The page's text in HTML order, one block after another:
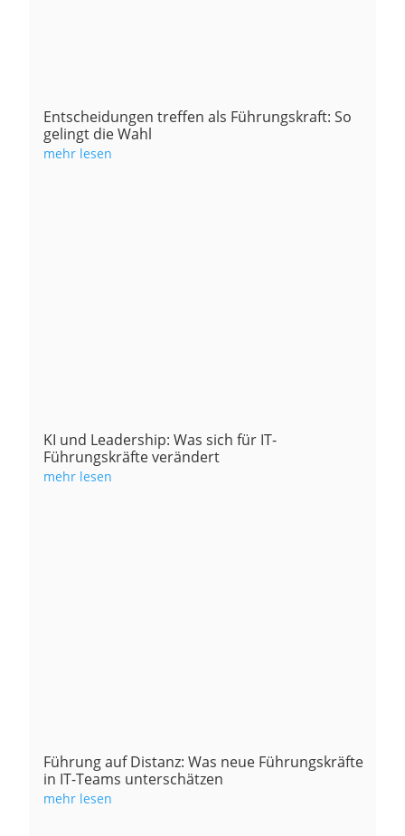
Entscheidungen treffen als Führungskraft: So
gelingt die Wahl
mehr lesen
KI und Leadership: Was sich für IT-
Führungskräfte verändert
mehr lesen
Führung auf Distanz: Was neue Führungskräfte
in IT-Teams unterschätzen
mehr lesen